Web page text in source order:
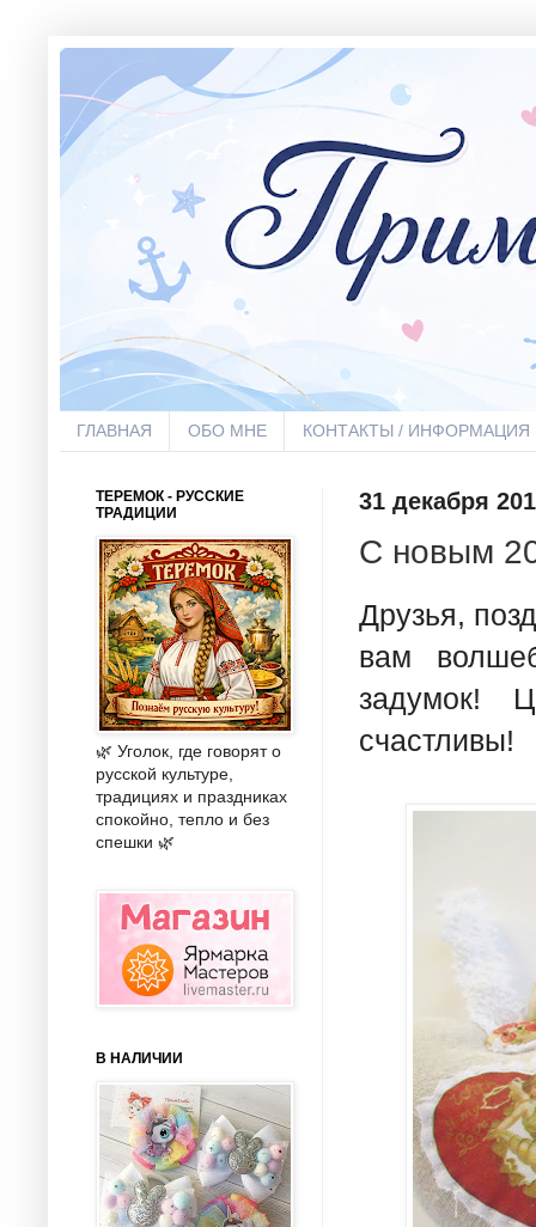
ГЛАВНАЯ ОБО МНЕ КОНТАКТЫ / ИНФОРМАЦИЯ
31 декабря
С новым
Друзья,
вам
задумок!
счастливы!
ТЕРЕМОК - РУССКИЕ
ТРАДИЦИИ
🌿 Уголок, где говорят о
русской культуре,
традициях и праздниках
спокойно, тепло и без
спешки 🌿
В НАЛИЧИИ